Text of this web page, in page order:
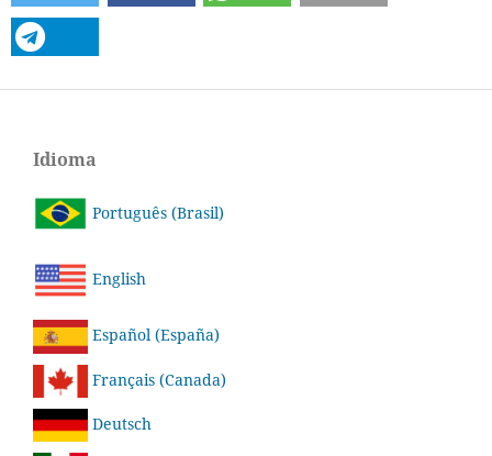
Idioma
Português (Brasil)
English
Español (España)
Français (Canada)
Deutsch